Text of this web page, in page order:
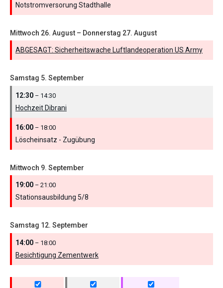
Notstromversorung Stadthalle
Mittwoch 26. August – Donnerstag 27. August
ABGESAGT: Sicherheitswache Luftlandeoperation US Army
Samstag 5. September
12:30 – 14:30
Hochzeit Dibrani
16:00 – 18:00
Löscheinsatz - Zugübung
Mittwoch 9. September
19:00 – 21:00
Stationsausbildung 5/8
Samstag 12. September
14:00 – 18:00
Besichtigung Zementwerk